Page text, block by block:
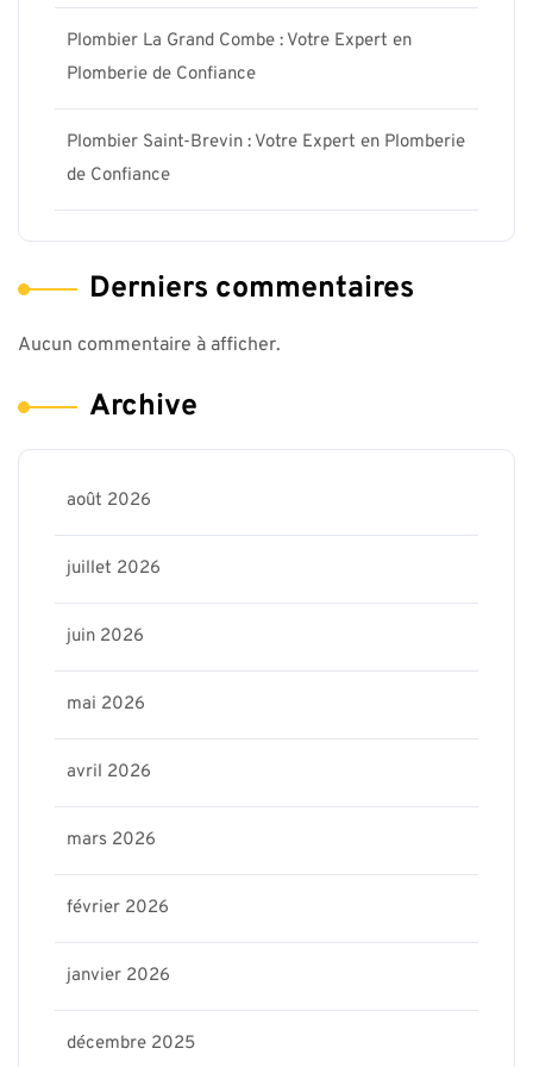
Plombier La Grand Combe : Votre Expert en
Plomberie de Confiance
Plombier Saint-Brevin : Votre Expert en Plomberie
de Confiance
Derniers commentaires
Aucun commentaire à afficher.
Archive
août 2026
juillet 2026
juin 2026
mai 2026
avril 2026
mars 2026
février 2026
janvier 2026
décembre 2025